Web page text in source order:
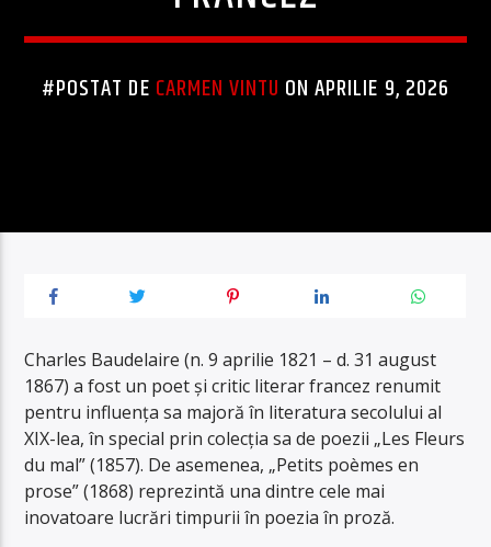
#POSTAT DE CARMEN VINTU ON APRILIE 9, 2026
Charles Baudelaire (n. 9 aprilie 1821 – d. 31 august
1867) a fost un poet și critic literar francez renumit
pentru influența sa majoră în literatura secolului al
XIX-lea, în special prin colecția sa de poezii „Les Fleurs
du mal” (1857). De asemenea, „Petits poèmes en
prose” (1868) reprezintă una dintre cele mai
inovatoare lucrări timpurii în poezia în proză.